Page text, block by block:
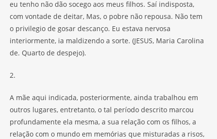
eu tenho não dão socego aos meus filhos. Saí indisposta,
com vontade de deitar, Mas, o pobre não repousa. Não tem
o privilegio de gosar descanço. Eu estava nervosa
interiormente, ia maldizendo a sorte. (JESUS, Maria Carolina
de. Quarto de despejo).
2.
A mãe aqui indicada, posteriormente, ainda trabalhou em
outros lugares, entretanto, o tal período descrito marcou
profundamente ela mesma, a sua relação com os filhos, a
relação com o mundo em memórias que misturadas a risos,